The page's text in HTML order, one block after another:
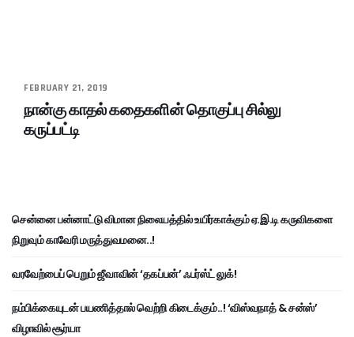
FEBRUARY 21, 2019
நான்கு காதல் கதைகளின் தொகுப்பு சில்லு
கருப்பட்டி
சென்னை பன்னாட்டு விமான நிலையத்தில் உயிர்காக்கும் ஏ.இ.டி கருவிகளை
நிறுவும் காவேரி மருத்துவமனை..!
வரவேற்பைப் பெறும் ஜீவாவின் ‘தகப்பன்’ ஃபர்ஸ்ட் லுக்!
நம்பிக்கையுடன் பயணித்தால் வெற்றி கிடைக்கும்..! ‘விஸ்வநாத் & சன்ஸ்’
விழாவில் சூர்யா